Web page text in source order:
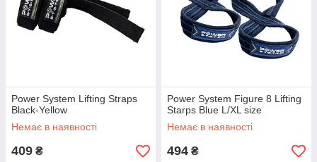
Power System Lifting Straps
Black-Yellow
Немає в наявності
409 ₴
Power System Figure 8 Lifting
Starps Blue L/XL size
Немає в наявності
494 ₴